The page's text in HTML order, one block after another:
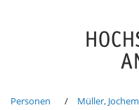
Personen Müller, Jochem